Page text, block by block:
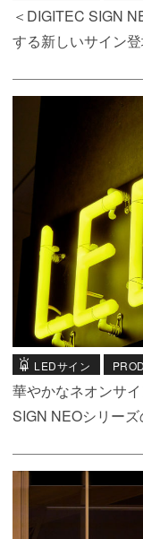
＜DIGITEC SIGN
する新しいサイン
LEDサイン
華やかなネオンサ
SIGN NEOシリー